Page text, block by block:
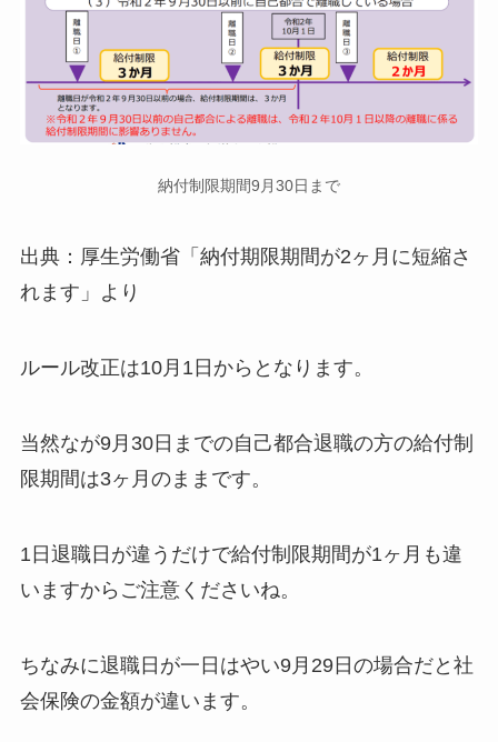
納付制限期間9月30日まで
出典：厚生労働省「納付期限期間が2ヶ月に短縮さ
れます」より
ルール改正は10月1日からとなります。
当然なが9月30日までの自己都合退職の方の給付制
限期間は3ヶ月のままです。
1日退職日が違うだけで給付制限期間が1ヶ月も違
いますからご注意くださいね。
ちなみに退職日が一日はやい9月29日の場合だと社
会保険の金額が違います。